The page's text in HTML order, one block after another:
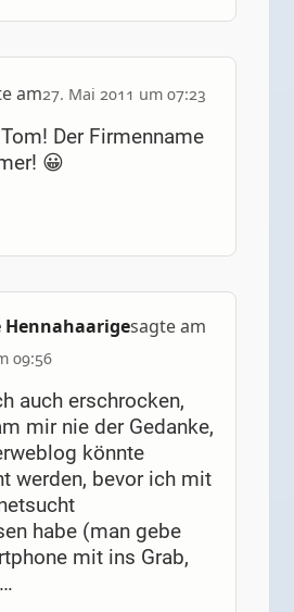
am27. Mai 2011 um 07:23
Der Firmenname
😀
Hennahaarigesagte am
09:56
auch erschrocken,
mir nie der Gedanke,
könnte
werden, bevor ich mit
habe (man gebe
mit ins Grab,